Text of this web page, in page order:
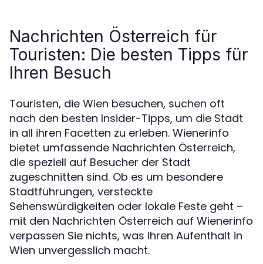
Nachrichten Österreich für
Touristen: Die besten Tipps für
Ihren Besuch
Touristen, die Wien besuchen, suchen oft
nach den besten Insider-Tipps, um die Stadt
in all ihren Facetten zu erleben. Wienerinfo
bietet umfassende Nachrichten Österreich,
die speziell auf Besucher der Stadt
zugeschnitten sind. Ob es um besondere
Stadtführungen, versteckte
Sehenswürdigkeiten oder lokale Feste geht –
mit den Nachrichten Österreich auf Wienerinfo
verpassen Sie nichts, was Ihren Aufenthalt in
Wien unvergesslich macht.